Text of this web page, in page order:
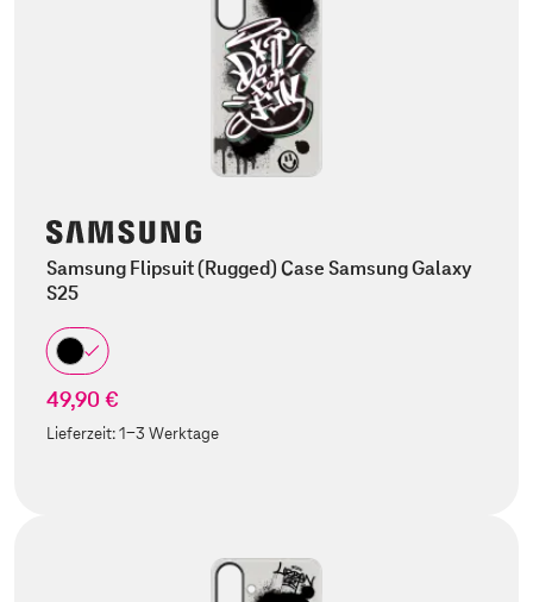
Samsung Flipsuit (Rugged) Case Samsung Galaxy
S25
49,90 €
Lieferzeit:1-3 Werktage